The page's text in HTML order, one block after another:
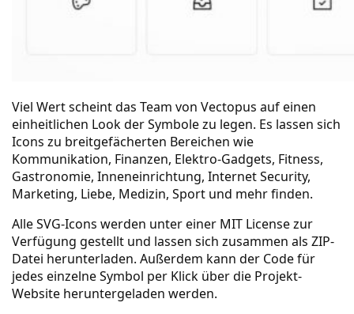
Viel Wert scheint das Team von Vectopus auf einen
einheitlichen Look der Symbole zu legen. Es lassen sich
Icons zu breitgefächerten Bereichen wie
Kommunikation, Finanzen, Elektro-Gadgets, Fitness,
Gastronomie, Inneneinrichtung, Internet Security,
Marketing, Liebe, Medizin, Sport und mehr finden.
Alle SVG-Icons werden unter einer MIT Licensezur
Verfügung gestellt und lassen sich zusammen als ZIP-
Datei herunterladen. Außerdem kann der Code für
jedes einzelne Symbol per Klick über die Projekt-
Website heruntergeladen werden.